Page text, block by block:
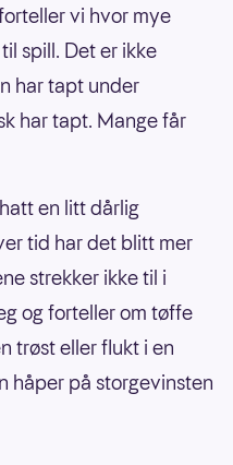
vi hvor mye
spill. Det er ikke
har tapt under
har tapt. Mange får
en litt dårlig
tid har det blitt mer
strekker ikke til i
og forteller om tøffe
trøst eller flukt i en
håper på storgevinsten